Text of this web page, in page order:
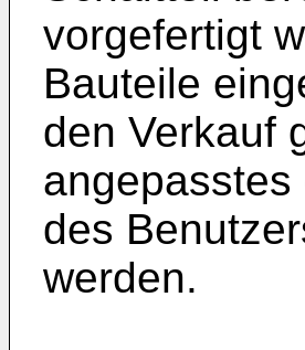
vorgefertigt
Bauteile
den Verkauf
des
werden.